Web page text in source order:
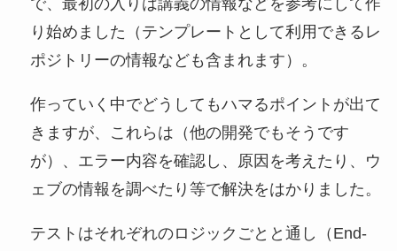
り始めました（テンプレートとして利用できるレ
ポジトリーの情報なども含まれます）。
作っていく中でどうしてもハマるポイントが出て
きますが、これらは（他の開発でもそうです
が）、エラー内容を確認し、原因を考えたり、ウ
ェブの情報を調べたり等で解決をはかりました。
テストはそれぞれのロジックごとと通し（End-